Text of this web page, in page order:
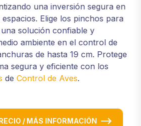
una inversión segura en
Elige los pinchos para
solución confiable y
ambiente en el control de
de hasta 19 cm. Protege
segura y eficiente con los
de Control de Aves.
/ MÁS INFORMACIÓN